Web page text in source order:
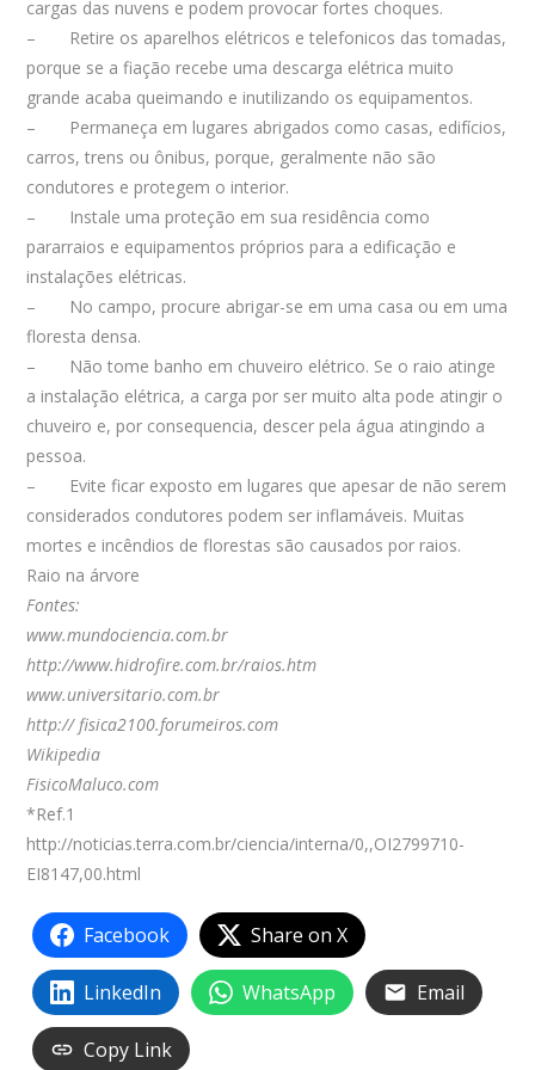
cargas das nuvens e podem provocar fortes choques.
– Retire os aparelhos elétricos e telefonicos das tomadas,
porque se a fiação recebe uma descarga elétrica muito
grande acaba queimando e inutilizando os equipamentos.
– Permaneça em lugares abrigados como casas, edifícios,
carros, trens ou ônibus, porque, geralmente não são
condutores e protegem o interior.
– Instale uma proteção em sua residência como
pararraios e equipamentos próprios para a edificação e
instalações elétricas.
– No campo, procure abrigar-se em uma casa ou em uma
floresta densa.
– Não tome banho em chuveiro elétrico. Se o raio atinge
a instalação elétrica, a carga por ser muito alta pode atingir o
chuveiro e, por consequencia, descer pela água atingindo a
pessoa.
– Evite ficar exposto em lugares que apesar de não serem
considerados condutores podem ser inflamáveis. Muitas
mortes e incêndios de florestas são causados por raios.
Raio na árvore
Fontes:
www.mundociencia.com.br
http://www.hidrofire.com.br/raios.htm
www.universitario.com.br
http:// fisica2100.forumeiros.com
Wikipedia
FisicoMaluco.com
*Ref.1
http://noticias.terra.com.br/ciencia/interna/0,,OI2799710-
EI8147,00.html
Facebook Share on X
LinkedIn WhatsApp Email
Copy Link